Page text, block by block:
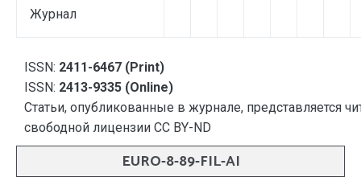
Журнал
ISSN: 2411-6467 (Print)
ISSN: 2413-9335 (Online)
Статьи, опубликованные в журнале, представляется
свободной лицензии CC BY-ND
EURO-8-89-FIL-AI